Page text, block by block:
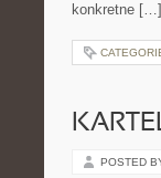
konkretne […]
POSTED